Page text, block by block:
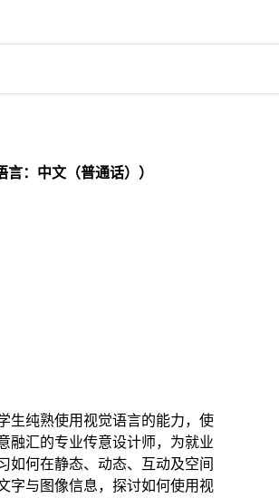
：中文（普通话））
生纯熟使用视觉语言的能力，使
融汇的专业传意设计师，为就业
如何在静态、动态、互动及空间
字与图像信息，探讨如何使用视